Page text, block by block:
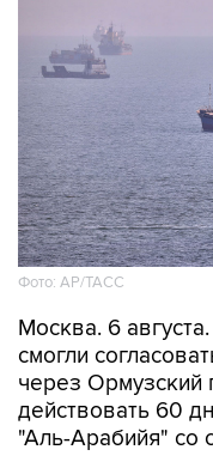
Фото: AP/ТАСС
Москва. 6
смогли
через Ормузский
действовать 60
"Аль-Арабийя" со